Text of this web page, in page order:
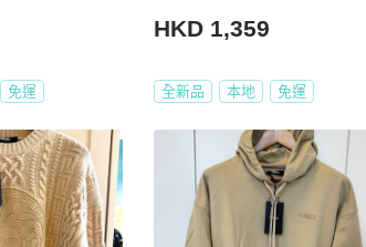
免運
HKD 1,359
全新品 本地 免運